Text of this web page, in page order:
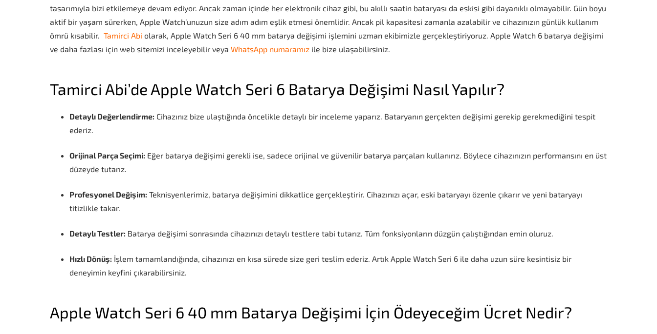
tasarımıyla bizi etkilemeye devam ediyor. Ancak zaman içinde her elektronik cihaz gibi, bu akıllı saatin bataryası da eskisi gibi dayanıklı olmayabilir. Gün boyu
aktif bir yaşam sürerken, Apple Watch’unuzun size adım adım eşlik etmesi önemlidir. Ancak pil kapasitesi zamanla azalabilir ve cihazınızın günlük kullanım
ömrü kısabilir. Tamirci Abi olarak, Apple Watch Seri 6 40 mm batarya değişimi işlemini uzman ekibimizle gerçekleştiriyoruz. Apple Watch 6 batarya değişimi
ve daha fazlası için web sitemizi inceleyebilir veya WhatsApp numaramız ile bize ulaşabilirsiniz.
Tamirci Abi’de Apple Watch Seri 6 Batarya Değişimi Nasıl Yapılır?
Detaylı Değerlendirme: Cihazınız bize ulaştığında öncelikle detaylı bir inceleme yaparız. Bataryanın gerçekten değişimi gerekip gerekmediğini tespit
ederiz.
Orijinal Parça Seçimi: Eğer batarya değişimi gerekli ise, sadece orijinal ve güvenilir batarya parçaları kullanırız. Böylece cihazınızın performansını en üst
düzeyde tutarız.
Profesyonel Değişim: Teknisyenlerimiz, batarya değişimini dikkatlice gerçekleştirir. Cihazınızı açar, eski bataryayı özenle çıkarır ve yeni bataryayı
titizlikle takar.
Detaylı Testler: Batarya değişimi sonrasında cihazınızı detaylı testlere tabi tutarız. Tüm fonksiyonların düzgün çalıştığından emin oluruz.
Hızlı Dönüş: İşlem tamamlandığında, cihazınızı en kısa sürede size geri teslim ederiz. Artık Apple Watch Seri 6 ile daha uzun süre kesintisiz bir
deneyimin keyfini çıkarabilirsiniz.
Apple Watch Seri 6 40 mm Batarya Değişimi İçin Ödeyeceğim Ücret Nedir?